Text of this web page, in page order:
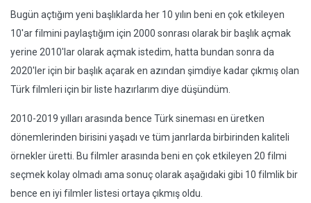
Bugün açtığım yeni başlıklarda her 10 yılın beni en çok etkileyen
10'ar filmini paylaştığım için 2000 sonrası olarak bir başlık açmak
yerine 2010'lar olarak açmak istedim, hatta bundan sonra da
2020'ler için bir başlık açarak en azından şimdiye kadar çıkmış olan
Türk filmleri için bir liste hazırlarım diye düşündüm.
2010-2019 yılları arasında bence Türk sineması en üretken
dönemlerinden birisini yaşadı ve tüm janrlarda birbirinden kaliteli
örnekler üretti. Bu filmler arasında beni en çok etkileyen 20 filmi
seçmek kolay olmadı ama sonuç olarak aşağıdaki gibi 10 filmlik bir
bence en iyi filmler listesi ortaya çıkmış oldu.